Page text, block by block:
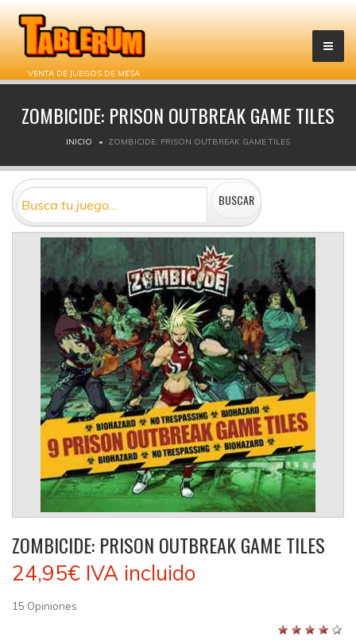
VENTA DE JUEGOS DE MESA
ZOMBICIDE: PRISON OUTBREAK GAME TILES
INICIO ZOMBICIDE: PRISON OUTBREAK GAME TILES
ZOMBICIDE: PRISON OUTBREAK GAME TILES
24,95€ IVA incluido
15 Opiniones